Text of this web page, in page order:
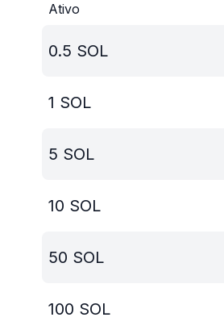
Ativo
0.5 SOL
1 SOL
5 SOL
10 SOL
50 SOL
100 SOL